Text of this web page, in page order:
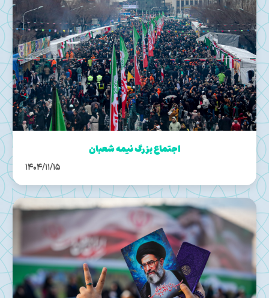
اجتماع بزرگ نیمه‌ شعبان
1404/11/15